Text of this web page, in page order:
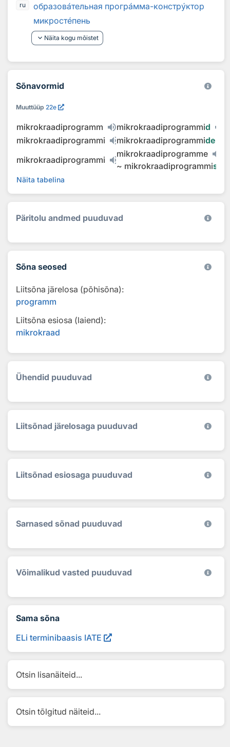
ru образовательная программа-конструктор
микростепень
keyboard_arrow_down Näita kogu mõistet
Sõnavormid
Muuttüüp 22e
mikrokraadiprogramm mikrokraadiprogrammid
mikrokraadiprogrammi
mikrokraadiprogrammide
mikrokraadiprogrammi
mikrokraadiprogramme
~ mikrokraadiprogrammisid
Näita tabelina
Päritolu andmed puuduvad
Sõna seosed
Liitsõna järelosa (põhisõna):
programm
Liitsõna esiosa (laiend):
mikrokraad
Ühendid puuduvad
Liitsõnad järelosaga puuduvad
Liitsõnad esiosaga puuduvad
Sarnased sõnad puuduvad
Võimalikud vasted puuduvad
Sama sõna
ELi terminibaasis IATE
Otsin lisanäiteid...
Otsin tõlgitud näiteid...